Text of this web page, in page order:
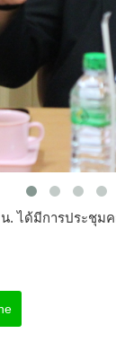
น. ได้มีการประชุ